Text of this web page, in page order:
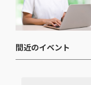
間近のイベント​